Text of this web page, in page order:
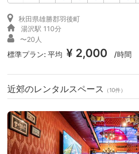
秋田県雄勝郡羽後町
湯沢駅 110分
〜20人
標準プラン: 平均 ¥ 2,000 /時間
近郊のレンタルスペース （10件）